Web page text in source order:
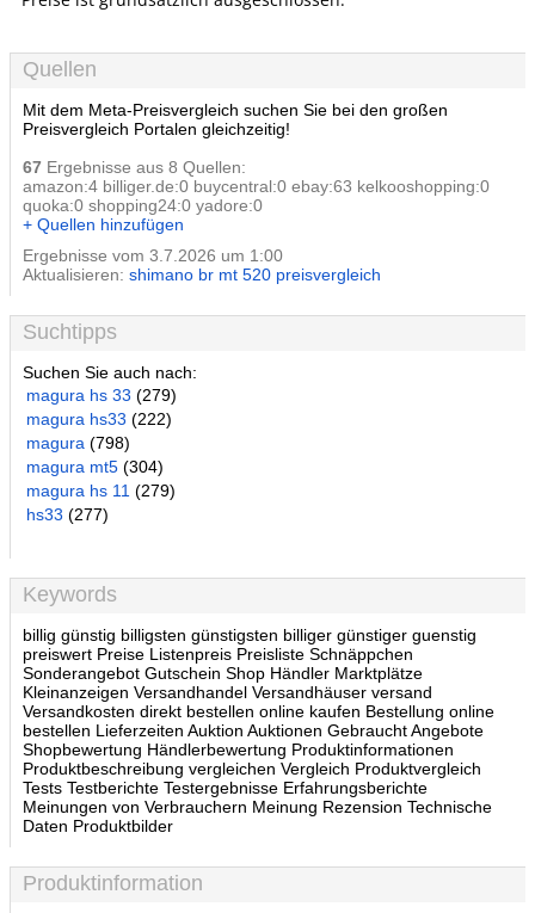
Quellen
Mit dem Meta-Preisvergleich suchen Sie bei den großen
Preisvergleich Portalen gleichzeitig!
67 Ergebnisse aus 8 Quellen:
amazon:4 billiger.de:0 buycentral:0 ebay:63 kelkooshopping:0
quoka:0 shopping24:0 yadore:0
+ Quellen hinzufügen
Ergebnisse vom 3.7.2026 um 1:00
Aktualisieren: shimano br mt 520 preisvergleich
Suchtipps
Suchen Sie auch nach:
magura hs 33 (279)
magura hs33 (222)
magura (798)
magura mt5 (304)
magura hs 11 (279)
hs33 (277)
Keywords
billig günstig billigsten günstigsten billiger günstiger guenstig
preiswert Preise Listenpreis Preisliste Schnäppchen
Sonderangebot Gutschein Shop Händler Marktplätze
Kleinanzeigen Versandhandel Versandhäuser versand
Versandkosten direkt bestellen online kaufen Bestellung online
bestellen Lieferzeiten Auktion Auktionen Gebraucht Angebote
Shopbewertung Händlerbewertung Produktinformationen
Produktbeschreibung vergleichen Vergleich Produktvergleich
Tests Testberichte Testergebnisse Erfahrungsberichte
Meinungen von Verbrauchern Meinung Rezension Technische
Daten Produktbilder
Produktinformation